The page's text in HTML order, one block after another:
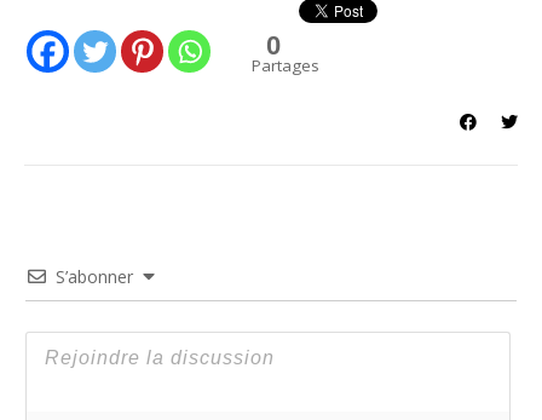
0
Partages
S’abonner